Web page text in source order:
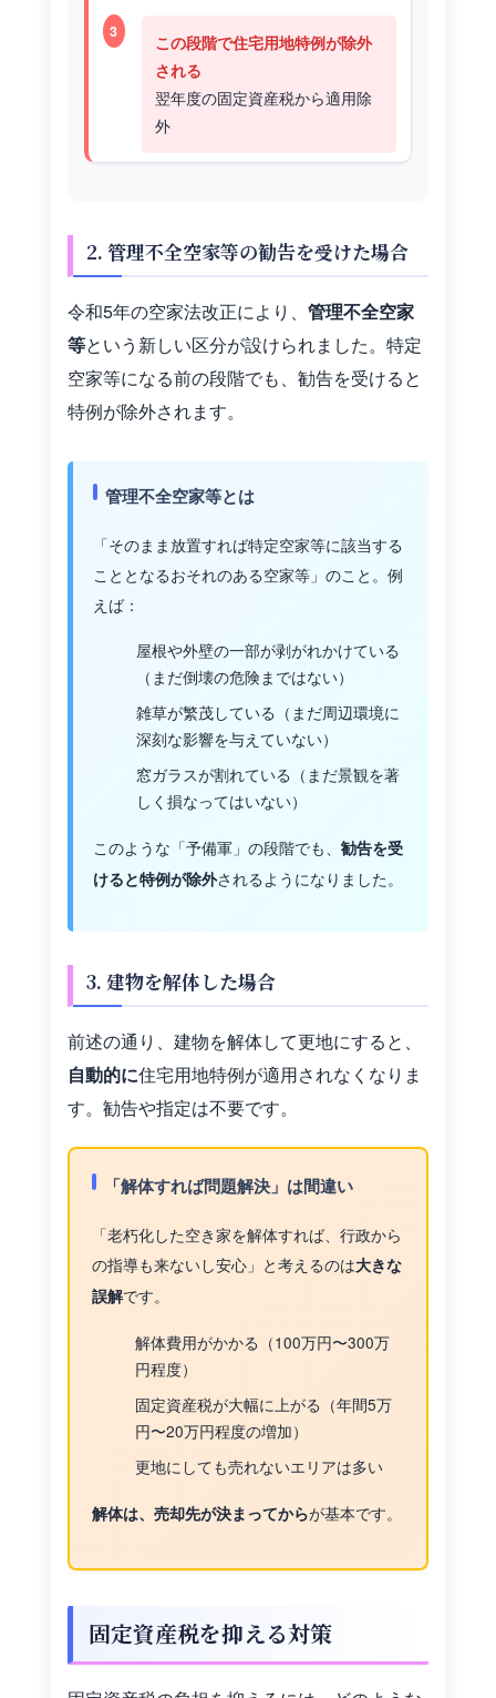
3
この段階で住宅用地特例が除外
される
翌年度の固定資産税から適用除
外
2. 管理不全空家等の勧告を受けた場合
令和5年の空家法改正により、 管理不全空家
等という新しい区分が設けられました。特定
空家等になる前の段階でも、勧告を受けると
特例が除外されます。
管理不全空家等とは
「そのまま放置すれば特定空家等に該当する
こととなるおそれのある空家等」のこと。例
えば：
屋根や外壁の一部が剥がれかけている
（まだ倒壊の危険まではない）
雑草が繁茂している（まだ周辺環境に
深刻な影響を与えていない）
窓ガラスが割れている（まだ景観を著
しく損なってはいない）
このような「予備軍」の段階でも、 勧告を受
けると特例が除外されるようになりました。
3. 建物を解体した場合
前述の通り、建物を解体して更地にすると、
自動的に住宅用地特例が適用されなくなりま
す。勧告や指定は不要です。
「解体すれば問題解決」は間違い
「老朽化した空き家を解体すれば、行政から
の指導も来ないし安心」と考えるのは大きな
誤解です。
解体費用がかかる（100万円〜300万
円程度）
固定資産税が大幅に上がる（年間5万
円〜20万円程度の増加）
更地にしても売れないエリアは多い
解体は、売却先が決まってからが基本です。
固定資産税を抑える対策